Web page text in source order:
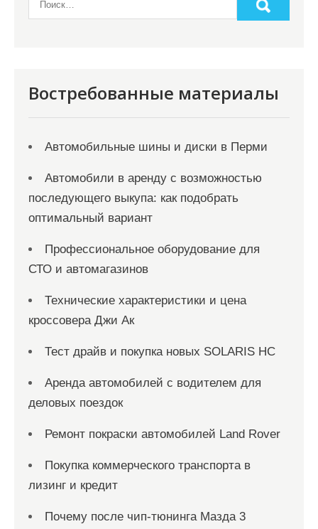
Востребованные материалы
Автомобильные шины и диски в Перми
Автомобили в аренду с возможностью
последующего выкупа: как подобрать
оптимальный вариант
Профессиональное оборудование для
СТО и автомагазинов
Технические характеристики и цена
кроссовера Джи Ак
Тест драйв и покупка новых SOLARIS HC
Аренда автомобилей с водителем для
деловых поездок
Ремонт покраски автомобилей Land Rover
Покупка коммерческого транспорта в
лизинг и кредит
Почему после чип-тюнинга Мазда 3